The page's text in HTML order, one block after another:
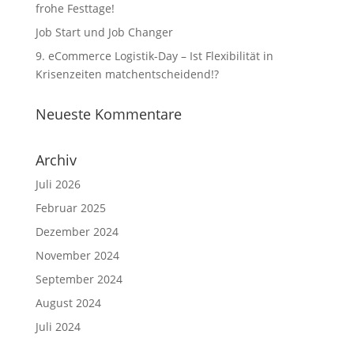
frohe Festtage!
Job Start und Job Changer
9. eCommerce Logistik-Day – Ist Flexibilität in
Krisenzeiten matchentscheidend!?
Neueste Kommentare
Archiv
Juli 2026
Februar 2025
Dezember 2024
November 2024
September 2024
August 2024
Juli 2024